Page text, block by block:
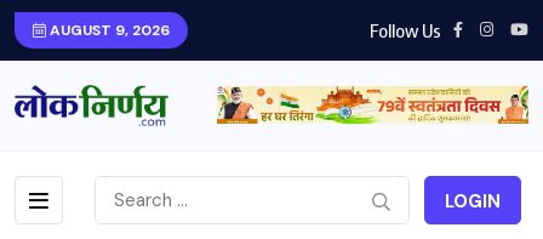
AUGUST 9, 2026 Follow Us
LOGIN